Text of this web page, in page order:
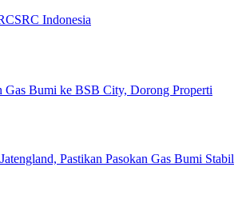
SRC Indonesia
Gas Bumi ke BSB City, Dorong Properti
Pastikan Pasokan Gas Bumi Stabil